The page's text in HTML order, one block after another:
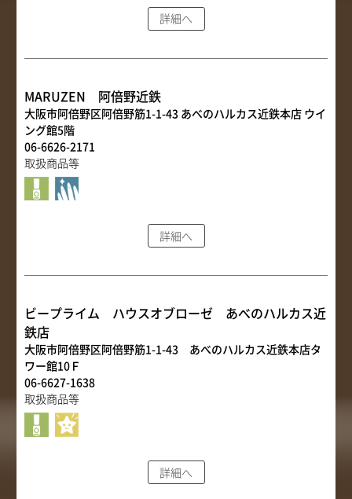
詳細へ
MARUZEN 阿倍野近鉄
大阪市阿倍野区阿倍野筋1-1-43 あべのハルカス近鉄本店 ウイ
ング館5階
06-6626-2171
取扱商品等
詳細へ
ビープライム ハウスオブローゼ あべのハルカス近
鉄店
大阪市阿倍野区阿倍野筋1-1-43 あべのハルカス近鉄本店タ
ワー館10Ｆ
06-6627-1638
取扱商品等
詳細へ